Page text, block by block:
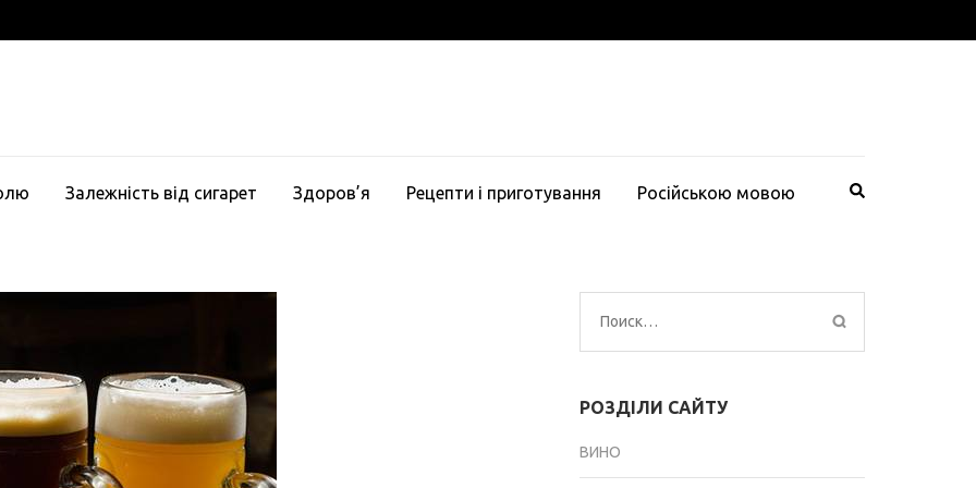
Залежність від сигарет Здоров’я Рецепти і приготування Російською мовою
Найти:
РОЗДІЛИ САЙТУ
ВИНО